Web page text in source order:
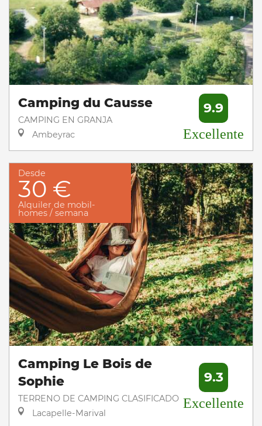
Camping du Causse
CAMPING EN GRANJA
Ambeyrac
9.9
Excellente
Desde
30 €
Alquiler de mobil-
homes / semana
Camping Le Bois de
Sophie
TERRENO DE CAMPING CLASIFICADO
Lacapelle-Marival
9.3
Excellente